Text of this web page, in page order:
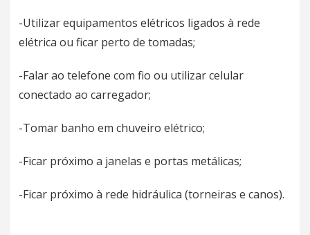
-Utilizar equipamentos elétricos ligados à rede
elétrica ou ficar perto de tomadas;
-Falar ao telefone com fio ou utilizar celular
conectado ao carregador;
-Tomar banho em chuveiro elétrico;
-Ficar próximo a janelas e portas metálicas;
-Ficar próximo à rede hidráulica (torneiras e canos).